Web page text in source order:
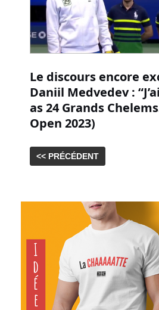
Le discours encore
Daniil Medvedev :
as 24 Grands
Open 2023)
<< PRÉCÉDENT